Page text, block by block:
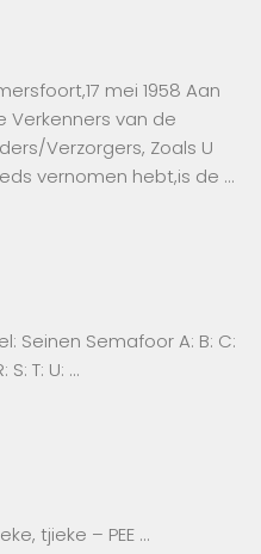
mei 1958 Aan
Verkenners van de
Verzorgers, Zoals U
vernomen hebt,is de …
Seinen Semafoor A: B: C:
S: T: U: …
tjieke – PEE …